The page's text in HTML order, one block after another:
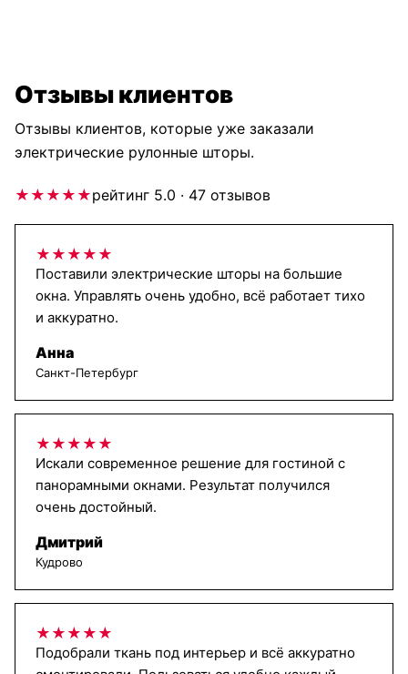
Отзывы клиентов
Отзывы клиентов, которые уже заказали
электрические рулонные шторы.
★★★★★рейтинг 5.0 · 47 отзывов
★★★★★
Поставили электрические шторы на большие
окна. Управлять очень удобно, всё работает тихо
и аккуратно.
Анна
Санкт-Петербург
★★★★★
Искали современное решение для гостиной с
панорамными окнами. Результат получился
очень достойный.
Дмитрий
Кудрово
★★★★★
Подобрали ткань под интерьер и всё аккуратно